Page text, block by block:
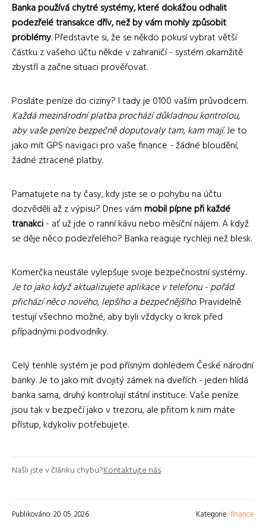
Banka používá chytré systémy, které dokážou odhalit
podezřelé transakce dřív, než by vám mohly způsobit
problémy. Představte si, že se někdo pokusí vybrat větší
částku z vašeho účtu někde v zahraničí - systém okamžitě
zbystří a začne situaci prověřovat.
Posíláte peníze do ciziny? I tady je 0100 vaším průvodcem.
Každá mezinárodní platba prochází důkladnou kontrolou,
aby vaše peníze bezpečně doputovaly tam, kam mají. Je to
jako mít GPS navigaci pro vaše finance - žádné bloudění,
žádné ztracené platby.
Pamatujete na ty časy, kdy jste se o pohybu na účtu
dozvěděli až z výpisu? Dnes vámmobil pípne při každé
tranakci- ať už jde o ranní kávu nebo měsíční nájem. A když
se děje něco podezřelého? Banka reaguje rychleji než blesk.
Komerčka neustále vylepšuje svoje bezpečnostní systémy.
Je to jako když aktualizujete aplikace v telefonu - pořád
přichází něco nového, lepšího a bezpečnějšího. Pravidelně
testují všechno možné, aby byli vždycky o krok před
případnými podvodníky.
Celý tenhle systém je pod přísným dohledem České národní
banky. Je to jako mít dvojitý zámek na dveřích - jeden hlídá
banka sama, druhý kontrolují státní instituce. Vaše peníze
jsou tak v bezpečí jako v trezoru, ale přitom k nim máte
přístup, kdykoliv potřebujete.
Našli jste v článku chybu?Kontaktujte nás
Publikováno: 20. 05. 2026 Kategorie:finance